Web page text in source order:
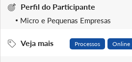
Perfil do Participante
Micro e Pequenas Empresas
Veja mais Processos Online